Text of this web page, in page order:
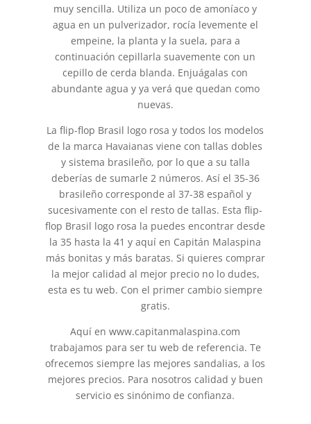
muy sencilla. Utiliza un poco de amoníaco y
agua en un pulverizador, rocía levemente el
empeine, la planta y la suela, para a
continuación cepillarla suavemente con un
cepillo de cerda blanda. Enjuágalas con
abundante agua y ya verá que quedan como
nuevas.
La flip-flop Brasil logo rosa y todos los modelos
de la marca Havaianas viene con tallas dobles
y sistema brasileño, por lo que a su talla
deberías de sumarle 2 números. Así el 35-36
brasileño corresponde al 37-38 español y
sucesivamente con el resto de tallas. Esta flip-
flop Brasil logo rosa la puedes encontrar desde
la 35 hasta la 41 y aquí en Capitán Malaspina
más bonitas y más baratas. Si quieres comprar
la mejor calidad al mejor precio no lo dudes,
esta es tu web. Con el primer cambio siempre
gratis.
Aquí en www.capitanmalaspina.com
trabajamos para ser tu web de referencia. Te
ofrecemos siempre las mejores sandalias, a los
mejores precios. Para nosotros calidad y buen
servicio es sinónimo de confianza.